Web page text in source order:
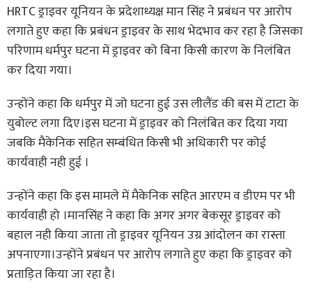
HRTC ड्राइवर यूनियन के प्रदेशाध्यक्ष मान सिंह ने प्रबंधन पर आरोप
लगाते हुए कहा कि प्रबंधन ड्राइवर के साथ भेदभाव कर रहा है जिसका
परिणाम धर्मपुर घटना में ड्राइवर को बिना किसी कारण के निलंबित
कर दिया गया।
उन्होंने कहा कि धर्मपुर में जो घटना हुई उस लीलैंड की बस में टाटा के
युबोल्ट लगा दिए।इस घटना में ड्राइवर को निलंबित कर दिया गया
जबकि मैकेनिक सहित सम्बंधित किसी भी अधिकारी पर कोई
कार्यवाही नही हुई ।
उन्होंने कहा कि इस मामले में मैकेनिक सहित आरएम व डीएम पर भी
कार्यवाही हो ।मानसिंह ने कहा कि अगर अगर बेकसूर ड्राइवर को
बहाल नही किया जाता तो ड्राइवर यूनियन उग्र आंदोलन का रास्ता
अपनाएगा।उन्होंने प्रबंधन पर आरोप लगाते हुए कहा कि ड्राइवर को
प्रताड़ित किया जा रहा है।